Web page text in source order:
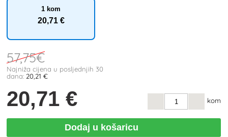
1 kom
20,71 €
57,75€
Najniža cijena u posljednjih 30
dana: 20,21 €
20,71 € kom
Dodaj u košaricu